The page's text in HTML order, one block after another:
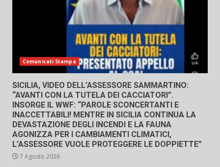
Comunicati Stampa
SICILIA, VIDEO DELL’ASSESSORE SAMMARTINO:
“AVANTI CON LA TUTELA DEI CACCIATORI”.
INSORGE IL WWF: “PAROLE SCONCERTANTI E
INACCETTABILI! MENTRE IN SICILIA CONTINUA LA
DEVASTAZIONE DEGLI INCENDI E LA FAUNA
AGONIZZA PER I CAMBIAMENTI CLIMATICI,
L’ASSESSORE VUOLE PROTEGGERE LE DOPPIETTE”
7 Agosto 2026